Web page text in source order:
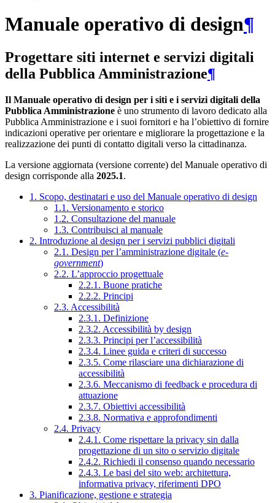
Manuale operativo di design¶
Progettare siti internet e servizi digitali
della Pubblica Amministrazione¶
Il Manuale operativo di design per i siti e i servizi digitali della
Pubblica Amministrazione è uno strumento di lavoro dedicato alla
Pubblica Amministrazione e i suoi fornitori e ha l’obiettivo di fornire
indicazioni operative per orientare e migliorare la progettazione e la
realizzazione dei punti di contatto digitali verso la cittadinanza.
La versione aggiornata (versione corrente) del Manuale operativo di
design corrisponde alla 2025.1.
1. Scopo, destinatari e uso del Manuale operativo di design
1.1. Versionamento e storico
1.2. Consultazione del manuale
1.3. Contribuisci al manuale
2. Introduzione al design per i servizi pubblici digitali
2.1. Design per l’amministrazione digitale (e-
government)
2.2. L’approccio progettuale
2.2.1. Buone pratiche
2.2.2. Principi
2.3. Accessibilità
2.3.1. Definizione
2.3.2. Accessibilità by design
2.3.3. Principi per l’accessibilità
2.3.4. Linee guida e criteri di successo
2.3.5. Come rilasciare una dichiarazione di
accessibilità
2.3.6. Meccanismo di feedback e procedura di
attuazione
2.3.7. Obiettivi accessibilità
2.3.8. Normativa e approfondimenti
2.4. Privacy
2.4.1. Come rispettare la privacy sin dalla
progettazione di un sito o servizio digitale
2.4.2. Richiedi il consenso quando necessario
2.4.3. Le basi del sito web: architettura,
informativa privacy, riferimenti DPO
3. Pianificazione, gestione e strategia